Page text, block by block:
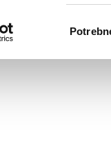
súhlasu